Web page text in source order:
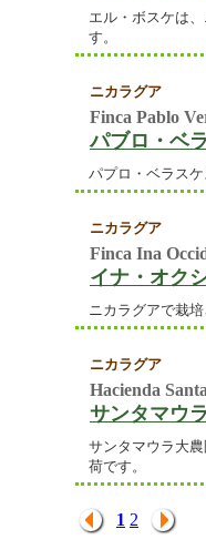
エル・ボスケは
す。
ニカラグア
Finca Pablo
パブロ・ベ
パプロ・ベラス
ニカラグア
Finca Ina
イナ・オク
ニカラグアで栽
ニカラグア
Hacienda
サンタマウ
サンタマウラ大
荷です。
1 2